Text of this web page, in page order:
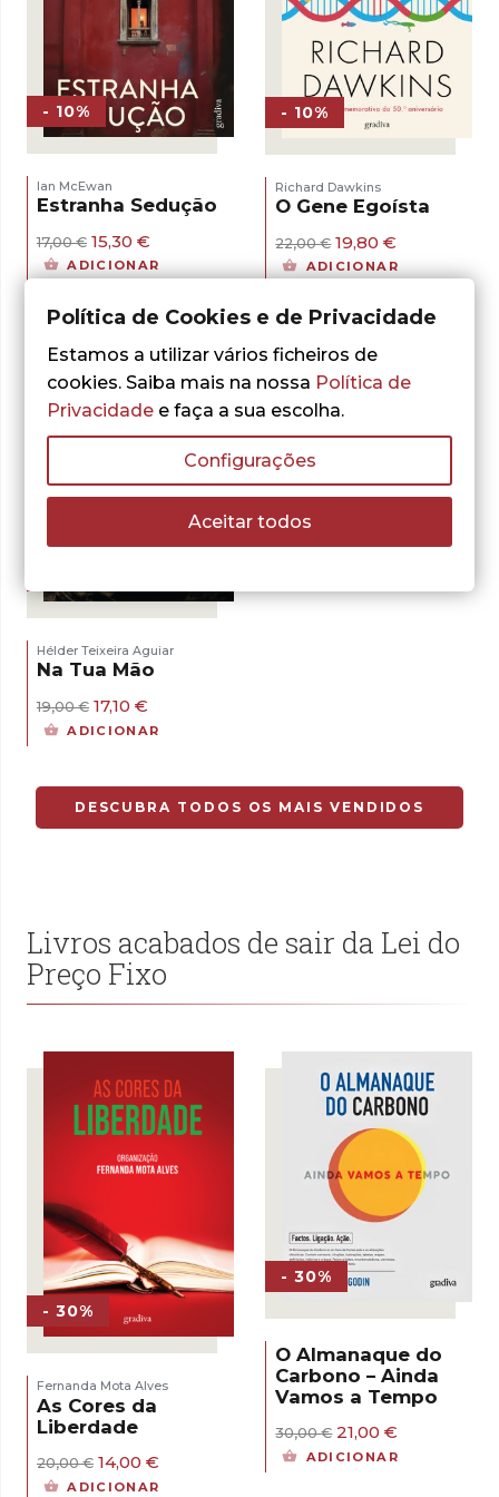
- 10%
Ian McEwan
Estranha Sedução
17,00€ O
preço
original
17,00 €.
15,30 €
preço
atual
15,30 €.
ADICIONAR
- 10%
Richard Dawkins
O Gene Egoísta
22,00€ O
preço
original
22,00 €.
19,80€
preço
atual
19,80 €.
ADICIONAR
Hélder Teixeira Aguiar
Na Tua Mão
19,00€ O
preço
original
17,10 €
preço
atual
ADICIONAR
DESCUBRA TODOS OS MAIS VENDIDOS
Livros acabados de sair da Lei do
Preço Fixo
- 30%
Fernanda Mota Alves
As Cores da
Liberdade
20,00€ O
preço
14,00 €
ADICIONAR
- 30%
O Almanaque do
Carbono – Ainda
Vamos a Tempo
30,00€ O
preço
21,00€
preço
ADICIONAR
Política de Cookies e de Privacidade
Estamos a utilizar vários ficheiros de
cookies. Saiba mais na nossa Política de
Privacidade e faça a sua escolha.
Configurações
Aceitar todos